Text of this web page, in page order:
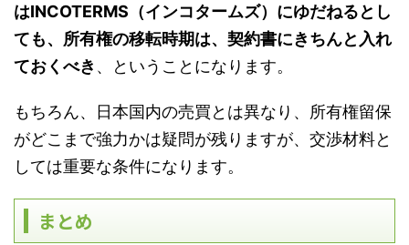
はINCOTERMS（インコタームズ）にゆだねるとし
ても、所有権の移転時期は、契約書にきちんと入れ
ておくべき 、ということになります。
もちろん、日本国内の売買とは異なり、所有権留保
がどこまで強力かは疑問が残りますが、交渉材料と
しては重要な条件になります。
まとめ